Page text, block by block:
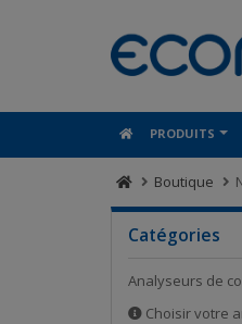
PRODUITS
Boutique
Catégories
Analyseurs de
Choisir votre